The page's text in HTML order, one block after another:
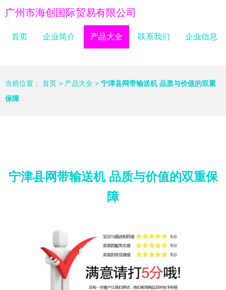
广州市海创国际贸易有限公司
首页 企业简介 产品大全 联系我们 企业信息
当前位置： 首页 > 产品大全 > 宁津县网带输送机 品质与价值的双重
保障
宁津县网带输送机 品质与价值的双重保
障